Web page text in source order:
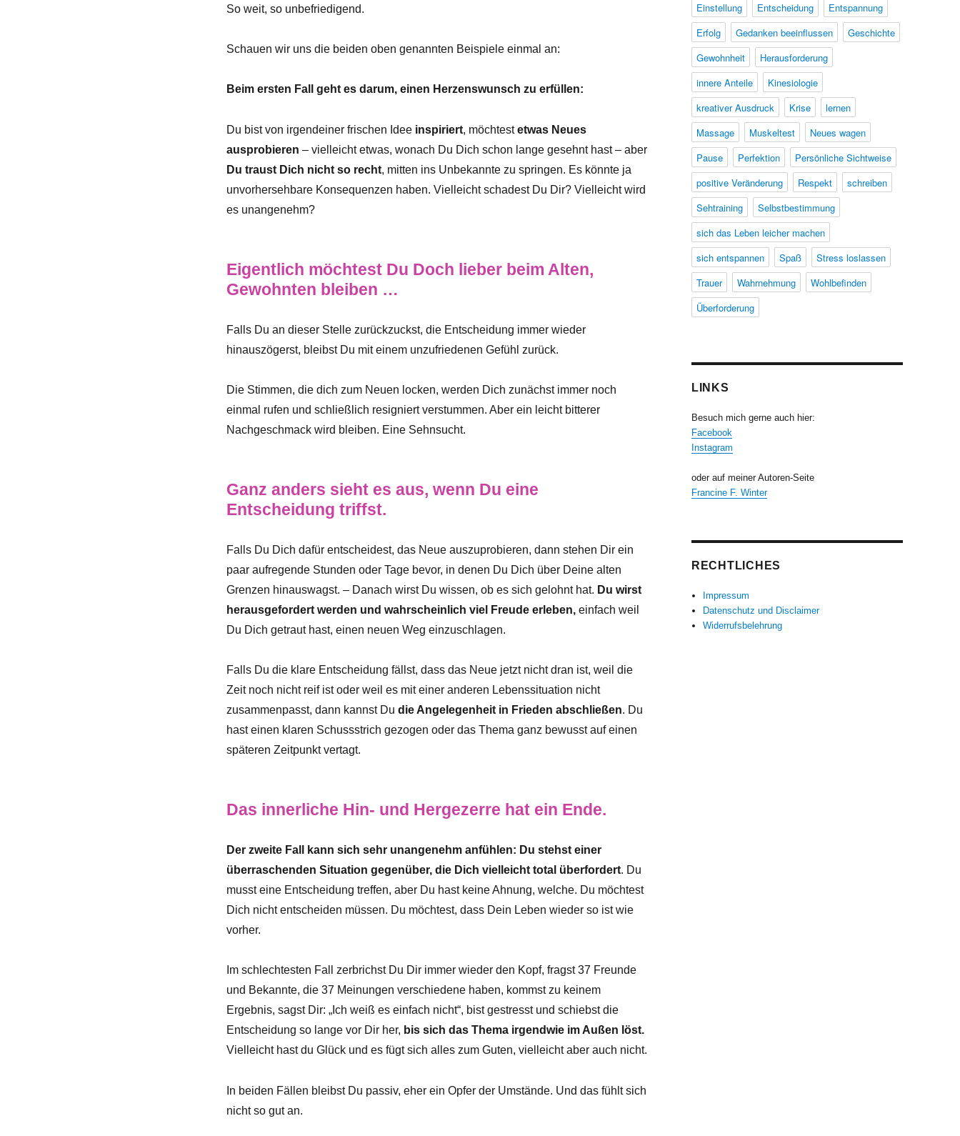
So weit, so unbefriedigend.
Schauen wir uns die beiden oben genannten Beispiele einmal an:
Beim ersten Fall geht es darum, einen Herzenswunsch zu erfüllen:
Du bist von irgendeiner frischen Idee inspiriert, möchtestetwas Neues
ausprobieren – vielleicht etwas, wonach Du Dich schon lange gesehnt hast – aber
Du traust Dich nicht so recht, mitten ins Unbekannte zu springen. Es könnte ja
unvorhersehbare Konsequenzen haben. Vielleicht schadest Du Dir? Vielleicht wird
es unangenehm?
Eigentlich möchtest Du Doch lieber beim Alten,
Gewohnten bleiben …
Falls Du an dieser Stelle zurückzuckst, die Entscheidung immer wieder
hinauszögerst, bleibst Du mit einem unzufriedenen Gefühl zurück.
Die Stimmen, die dich zum Neuen locken, werden Dich zunächst immer noch
einmal rufen und schließlich resigniert verstummen. Aber ein leicht bitterer
Nachgeschmack wird bleiben. Eine Sehnsucht.
Ganz anders sieht es aus, wenn Du eine
Entscheidung triffst.
Falls Du Dich dafür entscheidest, das Neue auszuprobieren, dann stehen Dir ein
paar aufregende Stunden oder Tage bevor, in denen Du Dich über Deine alten
Grenzen hinauswagst. – Danach wirst Du wissen, ob es sich gelohnt hat. Du wirst
herausgefordert werden und wahrscheinlich viel Freude erleben,einfach weil
Du Dich getraut hast, einen neuen Weg einzuschlagen.
Falls Du die klare Entscheidung fällst, dass das Neue jetzt nicht dran ist, weil die
Zeit noch nicht reif ist oder weil es mit einer anderen Lebenssituation nicht
zusammenpasst, dann kannst Du die Angelegenheit in Frieden abschließen. Du
hast einen klaren Schussstrich gezogen oder das Thema ganz bewusst auf einen
späteren Zeitpunkt vertagt.
Das innerliche Hin- und Hergezerre hat ein Ende.
Der zweite Fall kann sich sehr unangenehm anfühlen: Du stehst einer
überraschenden Situation gegenüber, die Dich vielleicht total überfordert. Du
musst eine Entscheidung treffen, aber Du hast keine Ahnung, welche. Du möchtest
Dich nicht entscheiden müssen. Du möchtest, dass Dein Leben wieder so ist wie
vorher.
Im schlechtesten Fall zerbrichst Du Dir immer wieder den Kopf, fragst 37 Freunde
und Bekannte, die 37 Meinungen verschiedene haben, kommst zu keinem
Ergebnis, sagst Dir: „Ich weiß es einfach nicht“, bist gestresst und schiebst die
Entscheidung so lange vor Dir her, bis sich das Thema irgendwie im Außen löst.
Vielleicht hast du Glück und es fügt sich alles zum Guten, vielleicht aber auch nicht.
In beiden Fällen bleibst Du passiv, eher ein Opfer der Umstände. Und das fühlt sich
nicht so gut an.
Einstellung
Entscheidung
Entspannung
Erfolg
Gedanken beeinflussen
Geschichte
Gewohnheit
Herausforderung
innere Anteile
Kinesiologie
kreativer Ausdruck
Krise
lernen
Massage
Muskeltest
Neues wagen
Pause
Perfektion
Persönliche Sichtweise
positive Veränderung
Respekt
schreiben
Sehtraining
Selbstbestimmung
sich das Leben leicher machen
sich entspannen
Spaß
Stress loslassen
Trauer
Wahrnehmung
Wohlbefinden
Überforderung
LINKS
Besuch mich gerne auch hier:
Facebook
Instagram
oder auf meiner Autoren-Seite
Francine F. Winter
RECHTLICHES
Impressum
Datenschutz und Disclaimer
Widerrufsbelehrung